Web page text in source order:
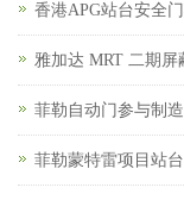
香港APG站台安全
雅加达 MRT 二期
菲勒自动门参与制
菲勒蒙特雷项目站